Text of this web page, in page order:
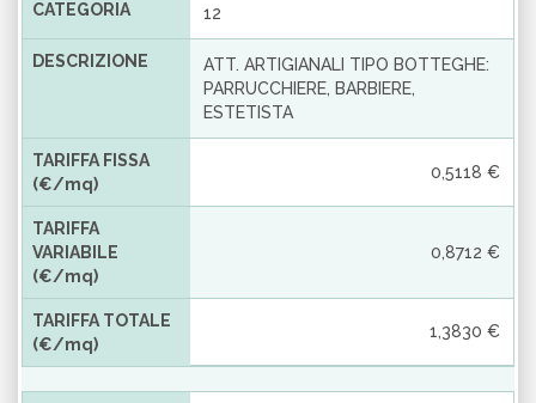
CATEGORIA 12
DESCRIZIONE
ATT. ARTIGIANALI TIPO BOTTEGHE:
PARRUCCHIERE, BARBIERE,
ESTETISTA
TARIFFA FISSA
(€/mq)
0,5118 €
TARIFFA
VARIABILE
(€/mq)
0,8712 €
TARIFFA TOTALE
(€/mq)
1,3830 €